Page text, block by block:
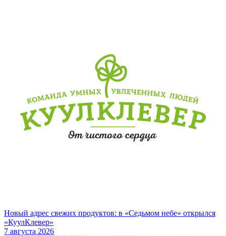
Новый адрес свежих продуктов: в «Седьмом небе» открылся
«КуулКлевер»
7 августа 2026